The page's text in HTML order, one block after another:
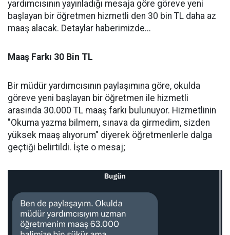
yardımcısının yayınladığı mesaja göre göreve yeni
başlayan bir öğretmen hizmetli den 30 bin TL daha az
maaş alacak. Detaylar haberimizde...
Maaş Farkı 30 Bin TL
Bir müdür yardımcısının paylaşımına göre, okulda
göreve yeni başlayan bir öğretmen ile hizmetli
arasında 30.000 TL maaş farkı bulunuyor. Hizmetlinin
"Okuma yazma bilmem, sınava da girmedim, sizden
yüksek maaş alıyorum" diyerek öğretmenlerle dalga
geçtiği belirtildi. İşte o mesaj;